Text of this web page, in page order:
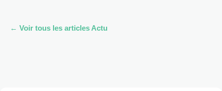
← Voir tous les articles Actu